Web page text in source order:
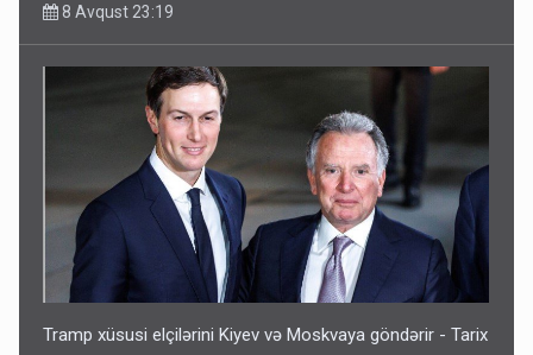
8 Avqust 23:19
Tramp xüsusi elçilərini Kiyev və Moskvaya göndərir - Tarix